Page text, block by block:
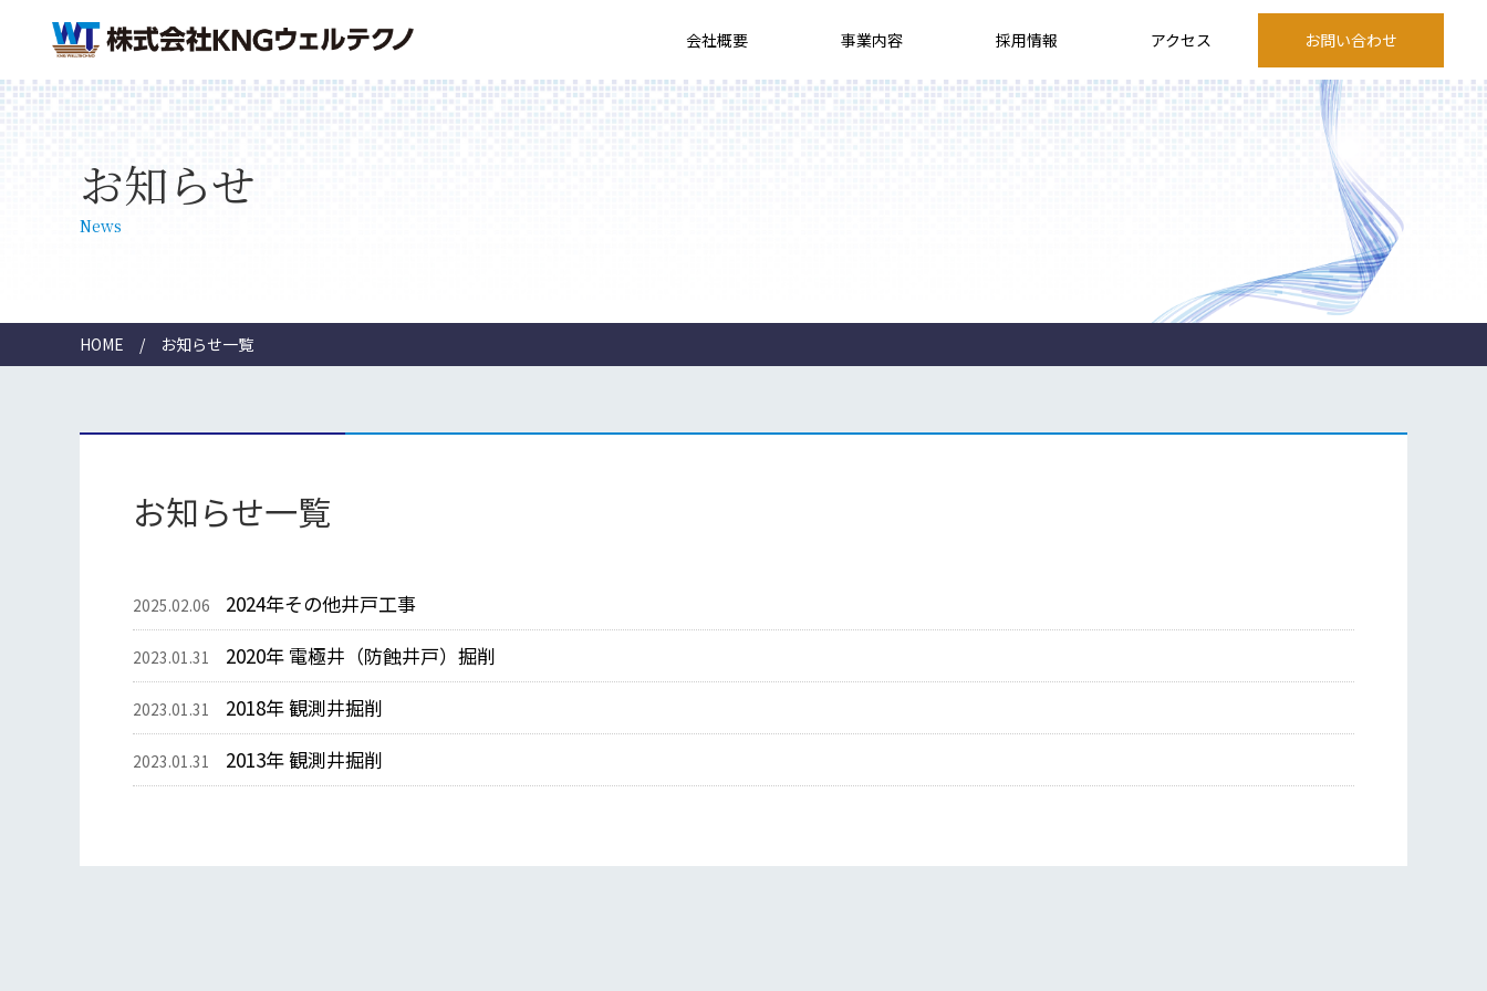
会社概要 事業内容 採用情報 アクセス お問い合わせ
お知らせ
News
HOME お知らせ一覧
お知らせ一覧
2025.02.06 2024年その他井戸工事
2023.01.31 2020年 電極井（防蝕井戸）掘削
2023.01.31 2018年 観測井掘削
2023.01.31 2013年 観測井掘削